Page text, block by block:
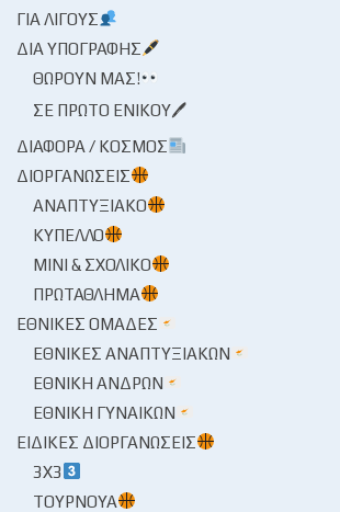
ΓΙΑ ΛΊΓΟΥΣ
ΔΙΑ ΥΠΟΓΡΑΦΉΣ
ΘΩΡΟΎΝ ΜΑΣ!
ΣΕ ΠΡΏΤΟ ΕΝΙΚΟΎ🖊
ΔΙΆΦΟΡΑ / ΚΌΣΜΟΣ
ΔΙΟΡΓΑΝΏΣΕΙΣ
ΑΝΑΠΤΥΞΙΑΚΌ
ΚΎΠΕΛΛΟ
ΜΊΝΙ & ΣΧΟΛΙΚΌ
ΠΡΩΤΆΘΛΗΜΑ
ΕΘΝΙΚΈΣ ΟΜΆΔΕΣ
ΕΘΝΙΚΈΣ ΑΝΑΠΤΥΞΙΑΚΏΝ
ΕΘΝΙΚΉ ΑΝΔΡΏΝ
ΕΘΝΙΚΉ ΓΥΝΑΙΚΏΝ
ΕΙΔΙΚΈΣ ΔΙΟΡΓΑΝΏΣΕΙΣ
3X3
ΤΟΥΡΝΟΥΆ